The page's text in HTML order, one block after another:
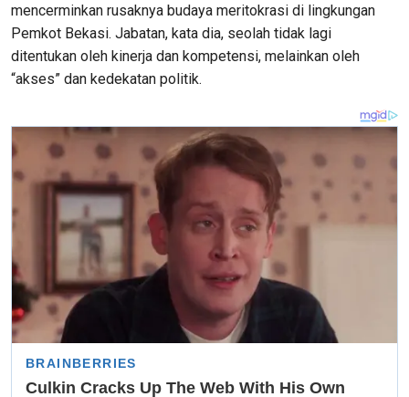
mencerminkan rusaknya budaya meritokrasi di lingkungan
Pemkot Bekasi. Jabatan, kata dia, seolah tidak lagi
ditentukan oleh kinerja dan kompetensi, melainkan oleh
“akses” dan kedekatan politik.